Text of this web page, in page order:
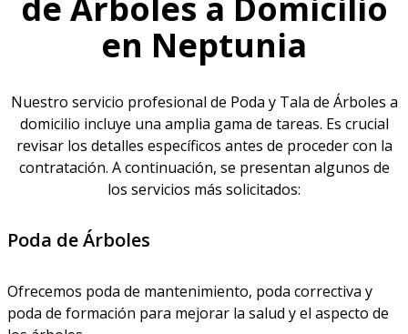
en Neptunia
Nuestro servicio profesional de Poda y Tala de Árboles a
domicilio incluye una amplia gama de tareas. Es crucial
revisar los detalles específicos antes de proceder con la
contratación. A continuación, se presentan algunos de
los servicios más solicitados:
Poda de Árboles
Ofrecemos poda de mantenimiento, poda correctiva y
poda de formación para mejorar la salud y el aspecto de